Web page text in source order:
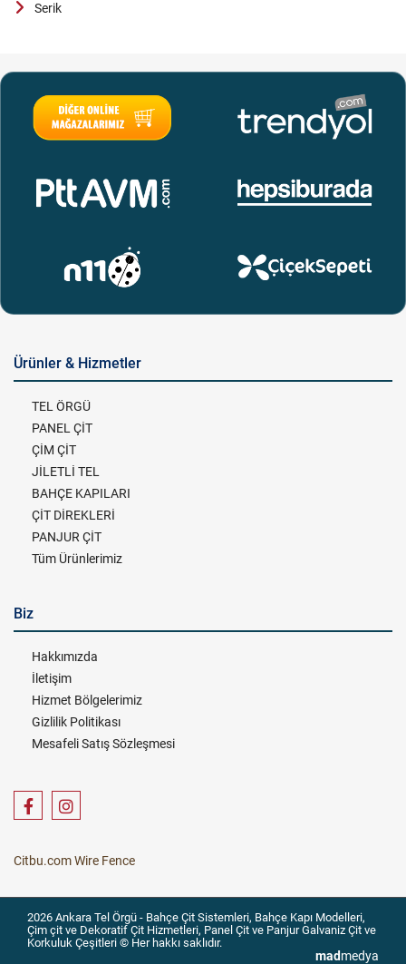
Serik
Ürünler & Hizmetler
TEL ÖRGÜ
PANEL ÇİT
ÇİM ÇİT
JİLETLİ TEL
BAHÇE KAPILARI
ÇİT DİREKLERİ
PANJUR ÇİT
Tüm Ürünlerimiz
Biz
Hakkımızda
İletişim
Hizmet Bölgelerimiz
Gizlilik Politikası
Mesafeli Satış Sözleşmesi
Citbu.com Wire Fence
2026 Ankara Tel Örgü - Bahçe Çit Sistemleri, Bahçe Kapı Modelleri,
Çim çit ve Dekoratif Çit Hizmetleri, Panel Çit ve Panjur Galvaniz Çit ve
Korkuluk Çeşitleri © Her hakkı saklıdır.
madmedya